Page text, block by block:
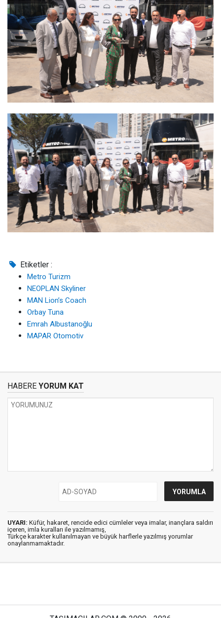
Etiketler :
Metro Turizm
NEOPLAN Skyliner
MAN Lion’s Coach
Orbay Tuna
Emrah Albustanoğlu
MAPAR Otomotiv
HABERE YORUM KAT
UYARI: Küfür, hakaret, rencide edici cümleler veya imalar, inançlara saldırı
içeren, imla kuralları ile yazılmamış,
Türkçe karakter kullanılmayan ve büyük harflerle yazılmış yorumlar
onaylanmamaktadır.